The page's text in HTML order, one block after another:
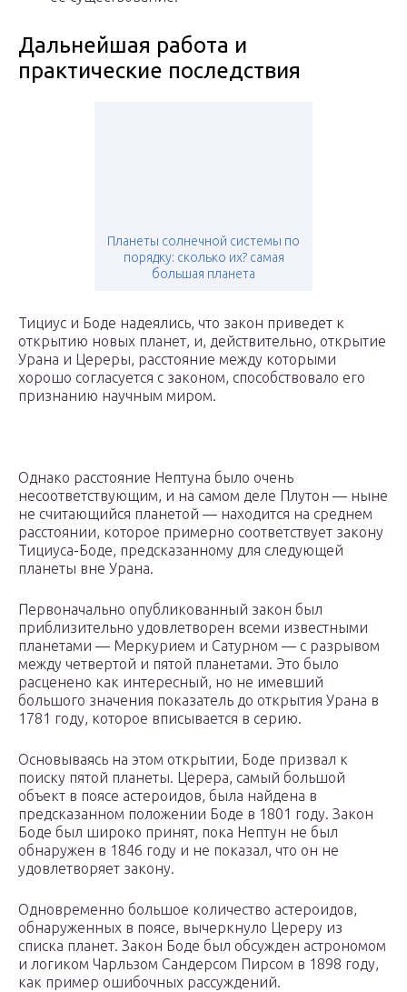
Дальнейшая работа и
практические последствия
Планеты солнечной системы по
порядку: сколько их? самая
большая планета
Тициус и Боде надеялись, что закон приведет к
открытию новых планет, и, действительно, открытие
Урана и Цереры, расстояние между которыми
хорошо согласуется с законом, способствовало его
признанию научным миром.
Однако расстояние Нептуна было очень
несоответствующим, и на самом деле Плутон — ныне
не считающийся планетой — находится на среднем
расстоянии, которое примерно соответствует закону
Тициуса-Боде, предсказанному для следующей
планеты вне Урана.
Первоначально опубликованный закон был
приблизительно удовлетворен всеми известными
планетами — Меркурием и Сатурном — с разрывом
между четвертой и пятой планетами. Это было
расценено как интересный, но не имевший
большого значения показатель до открытия Урана в
1781 году, которое вписывается в серию.
Основываясь на этом открытии, Боде призвал к
поиску пятой планеты. Церера, самый большой
объект в поясе астероидов, была найдена в
предсказанном положении Боде в 1801 году. Закон
Боде был широко принят, пока Нептун не был
обнаружен в 1846 году и не показал, что он не
удовлетворяет закону.
Одновременно большое количество астероидов,
обнаруженных в поясе, вычеркнуло Цереру из
списка планет. Закон Боде был обсужден астрономом
и логиком Чарльзом Сандерсом Пирсом в 1898 году,
как пример ошибочных рассуждений.